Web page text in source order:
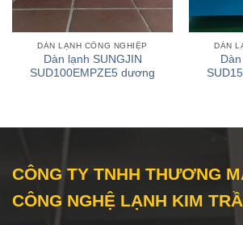
DÀN LẠNH CÔNG NGHIỆP
Dàn lạnh SUNGJIN
SUD100EMPZE5 dương
DÀN
CÔNG TY TNHH THƯƠNG
CÔNG NGHỆ LẠNH KIM